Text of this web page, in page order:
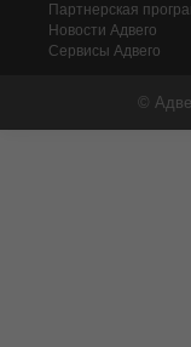
Партнерская
Новости Адвего
Сервисы Адвего
©